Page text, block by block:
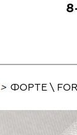
> ФОРТЕ \